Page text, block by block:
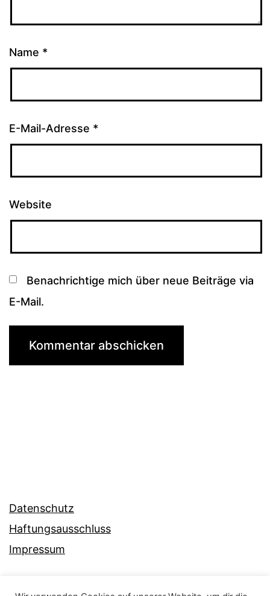
Name *
E-Mail-Adresse *
Website
Benachrichtige mich über neue Beiträge via
E-Mail.
Datenschutz
Haftungsausschluss
Impressum